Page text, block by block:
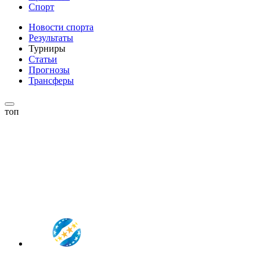
Спорт
Новости спорта
Результаты
Турниры
Статьи
Прогнозы
Трансферы
топ